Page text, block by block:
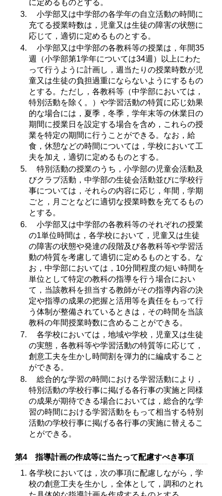
に定めるものとする。
小学部又は中学部の各学年の自立活動の時間に
充てる授業時数は，児童又は生徒の障害の状態に
応じて，適切に定めるものとする。
小学部又は中学部の各教科等の授業は，年間35
週（小学部第1学年については34週）以上にわた
って行うように計画し，週当たりの授業時数が児
童又は生徒の負担過重にならないようにするもの
とする。ただし，各教科等（中学部においては，
特別活動を除く。）や学習活動の特質に応じ効果
的な場合には，夏季，冬季，学年末等の休業日の
期間に授業日を設定する場合を含め，これらの授
業を特定の期間に行うことができる。なお，給
食，休憩などの時間については，学校において工
夫を加え，適切に定めるものとする。
特別活動の授業のうち，小学部の児童会活動及
びクラブ活動，中学部の生徒会活動並びに学校行
事については，それらの内容に応じ，年間，学期
ごと，月ごとなどに適切な授業時数を充てるもの
とする。
小学部又は中学部の各教科等のそれぞれの授業
の1単位時間は，各学校において，児童又は生徒
の障害の状態や発達の段階及び各教科等や学習活
動の特質を考慮して適切に定めるものとする。な
お，中学部においては，10分間程度の短い時間を
単位として特定の教科の指導を行う場合におい
て，当該教科を担当する教師がその指導内容の決
定や指導の成果の把握と活用等を責任をもって行
う体制が整備されているときは，その時間を当該
教科の年間授業時数に含めることができる。
各学校においては，地域や学校，児童又は生徒
の実態，各教科等や学習活動の特質等に応じて，
創意工夫を生かし時間割を弾力的に編成すること
ができる。
総合的な学習の時間における学習活動により，
特別活動の学校行事に掲げる各行事の実施と同様
の成果が期待できる場合においては，総合的な学
習の時間における学習活動をもって相当する特別
活動の学校行事に掲げる各行事の実施に替えるこ
とができる。
第4 指導計画の作成等に当たって配慮すべき事項
各学校においては，次の事項に配慮しながら，学
校の創意工夫を生かし，全体として，調和のとれ